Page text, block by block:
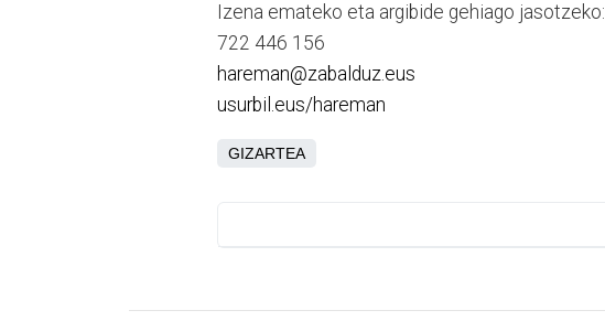
Izena emateko eta argibide gehiago jasotzeko:
722 446 156
hareman@zabalduz.eus
usurbil.eus/hareman
GIZARTEA